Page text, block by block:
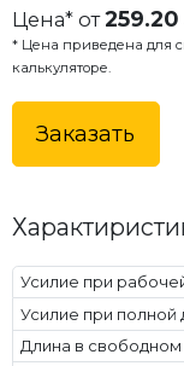
Цена* от259.20
* Цена приведена для
калькуляторе.
Заказать
Усилие при
Усилие при
Длина в